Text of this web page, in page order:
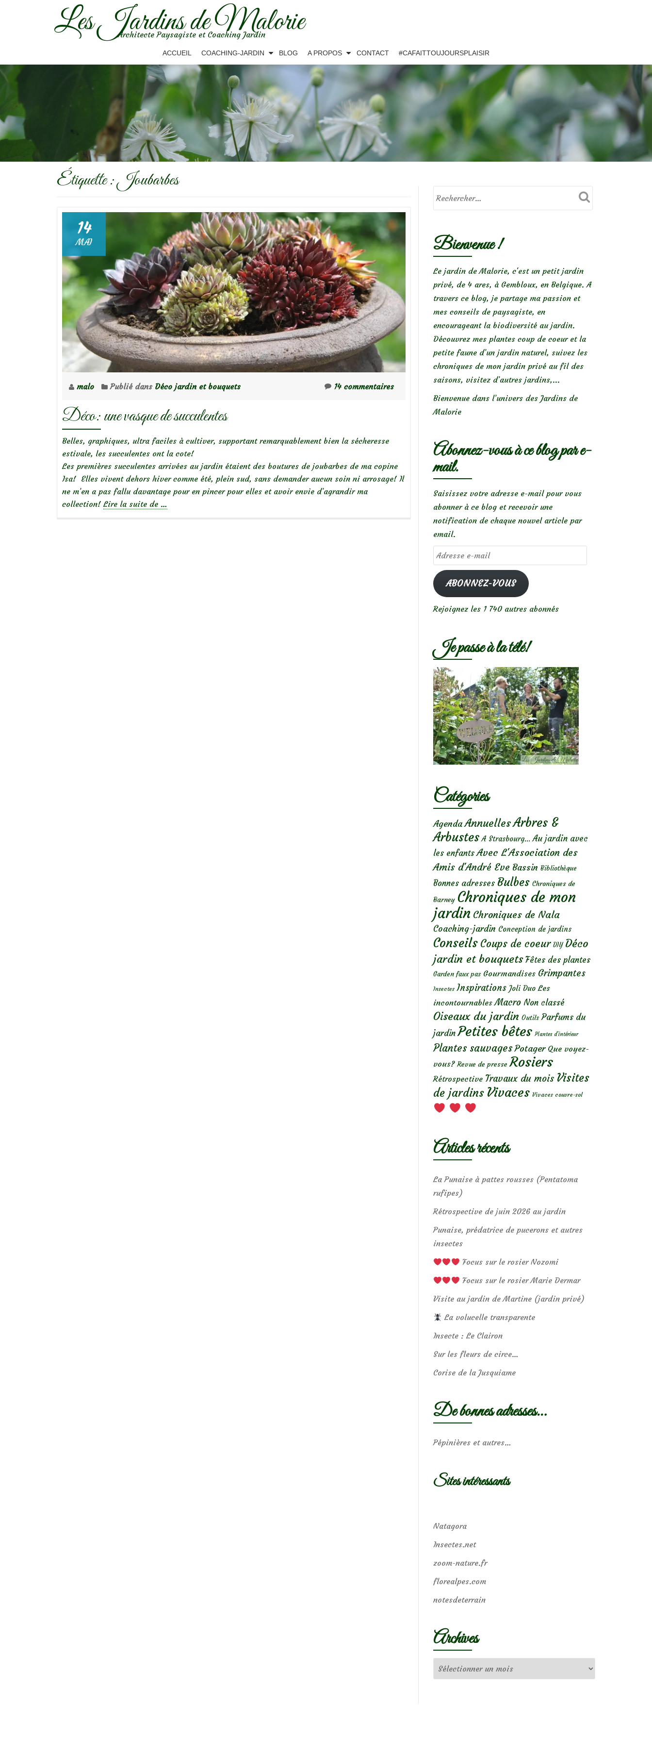
Les Jardins de Malorie
Architecte Paysagiste et Coaching Jardin
ACCUEIL COACHING-JARDIN BLOG A PROPOS CONTACT #CAFAITTOUJOURSPLAISIR
Étiquette :Joubarbes
14
MAI
malo Publié dans Déco jardin et bouquets 14 commentaires
Déco: une vasque de succulentes
Belles, graphiques, ultra faciles à cultiver, supportant remarquablement bien la sécheresse
estivale, les succulentes ont la cote!
Les premières succulentes arrivées au jardin étaient des boutures de joubarbes de ma copine
Isa! Elles vivent dehors hiver comme été, plein sud, sans demander aucun soin ni arrosage! Il
ne m’en a pas fallu davantage pour en pincer pour elles et avoir envie d’agrandir ma
collection! Lire la suite de …
Bienvenue !
Le jardin de Malorie, c'est un petit jardin
privé, de 4 ares, à Gembloux, en Belgique. A
travers ce blog, je partage ma passion et
mes conseils de paysagiste, en
encourageant la biodiversité au jardin.
Découvrez mes plantes coup de coeur et la
petite faune d’un jardin naturel, suivez les
chroniques de mon jardin privé au fil des
saisons, visitez d’autres jardins,...
Bienvenue dans l’univers des Jardins de
Malorie
Abonnez-vous à ce blog par e-
mail.
Saisissez votre adresse e-mail pour vous
abonner à ce blog et recevoir une
notification de chaque nouvel article par
email.
Adresse
e-
mailABONNEZ-VOUS
Rejoignez les 1 740 autres abonnés
Je passe à la télé!
Catégories
Agenda AnnuellesArbres &
Arbustes A Strasbourg... Au jardin avec
les enfants Avec L'Association des
Amis d'André Eve Bassin Bibliothèque
Bonnes adresses Bulbes Chroniques de
Barney Chroniques de mon
jardin Chroniques de Nala
Coaching-jardin Conception de jardins
Conseils Coups de coeur DIY Déco
jardin et bouquets Fêtes des plantes
Garden faux pas Gourmandises Grimpantes
Insectes Inspirations Joli Duo Les
incontournables Macro Non classé
Oiseaux du jardin Outils Parfums du
jardin Petites bêtes Plantes d’intérieur
Plantes sauvages Potager Que voyez-
vous? Revue de presse Rosiers
Rétrospective Travaux du mois Visites
de jardins Vivaces Vivaces couvre-sol
Articles récents
La Punaise à pattes rousses (Pentatoma
rufipes)
Rétrospective de juin 2026 au jardin
Punaise, prédatrice de pucerons et autres
insectes
Focus sur le rosier Nozomi
Focus sur le rosier Marie Dermar
Visite au jardin de Martine (jardin privé)
La volucelle transparente
Insecte : Le Clairon
Sur les fleurs de circe…
Corise de la Jusquiame
De bonnes adresses…
Pépinières et autres…
Sites intéressants
Natagora
Insectes.net
zoom-nature.fr
florealpes.com
notesdeterrain
Archives
Archives